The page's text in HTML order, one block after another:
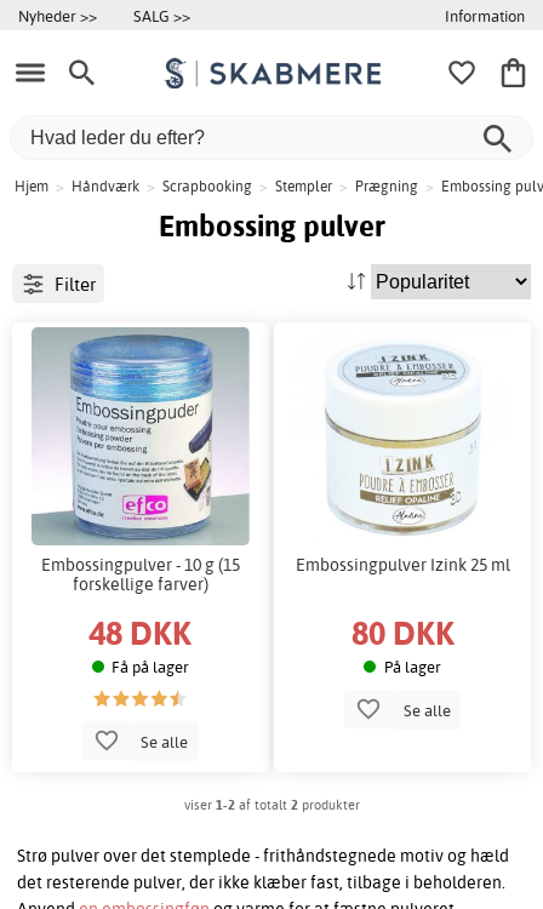
Nyheder >> SALG >> Information
Hjem > Håndværk > Scrapbooking > Stempler > Prægning > Embossing
Embossing pulver
Filter
Embossingpulver - 10 g (15
forskellige farver)
48 DKK
Få på lager
Se alle
Embossingpulver Izink 25 ml
80 DKK
På lager
Se alle
viser 1-2af totalt 2produkter
Strø pulver over det stemplede - frithåndstegnede motiv og hæld
det resterende pulver, der ikke klæber fast, tilbage i beholderen.